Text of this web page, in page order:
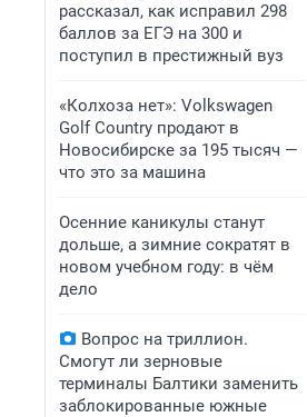
рассказал, как исправил 298
баллов за ЕГЭ на 300 и
поступил в престижный вуз
«Колхоза нет»: Volkswagen
Golf Сountry продают в
Новосибирске за 195 тысяч —
что это за машина
Осенние каникулы станут
дольше, а зимние сократят в
новом учебном году: в чём
дело
Вопрос на триллион.
Смогут ли зерновые
терминалы Балтики заменить
заблокированные южные